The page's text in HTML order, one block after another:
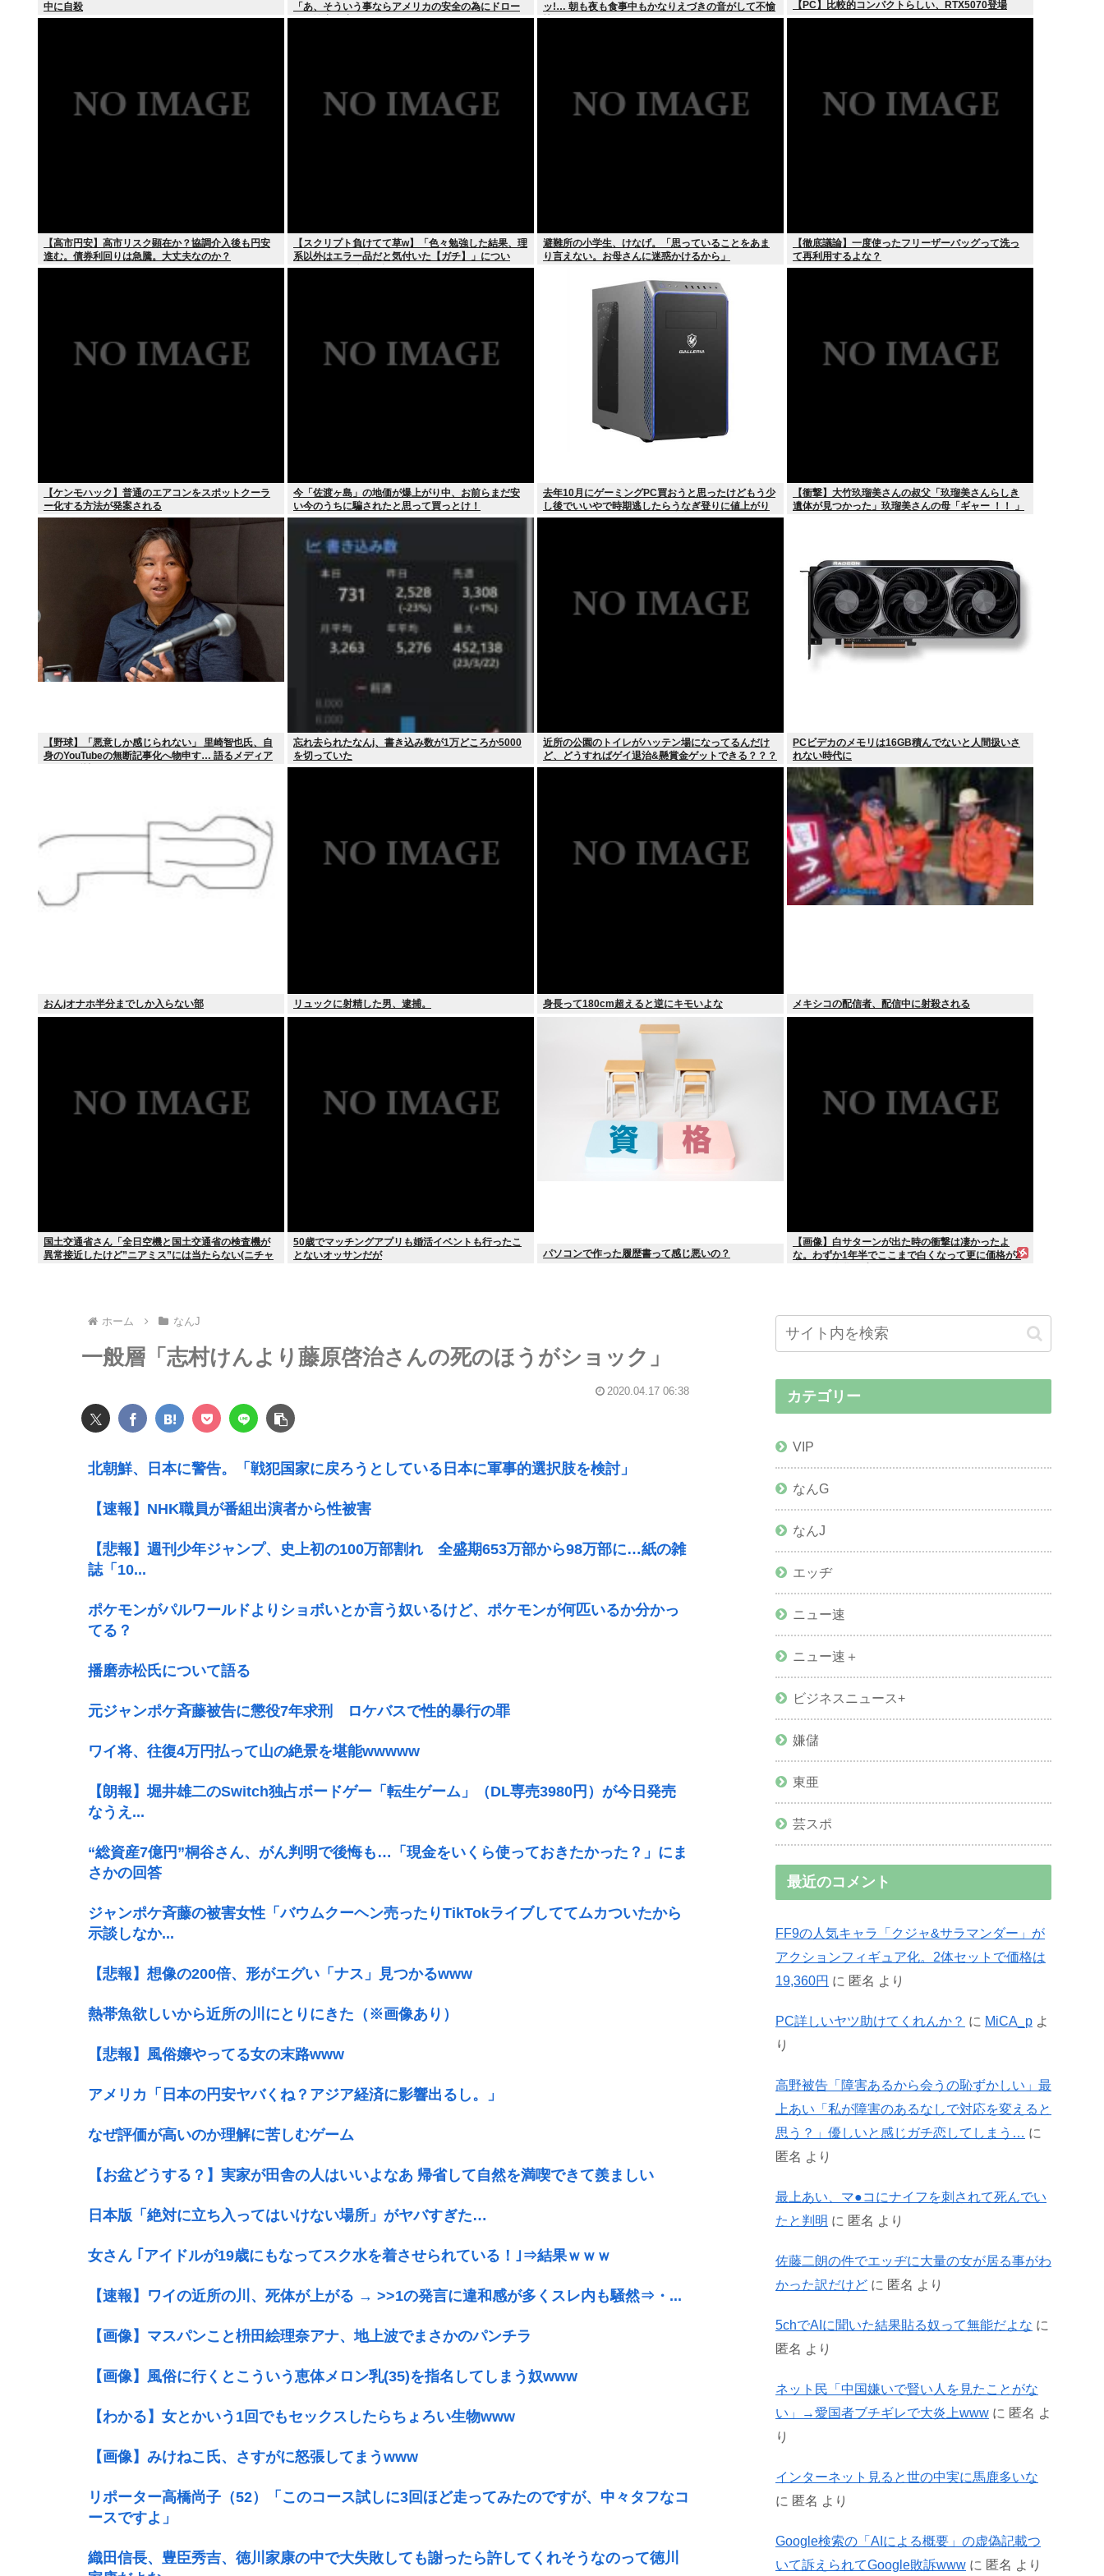
中に自殺
「あ、そういう事ならアメリカの安全の為にドロー
ンの輸出も止めるね？」
ッ!… 朝も夜も食事中もかなりえづきの音がして不愉
快な1日が始まります…」
【PC】比較的コンパクトらしい、RTX5070登場
【高市円安】高市リスク顕在か？協調介入後も円安
進む。債券利回りは急騰。大丈夫なのか？
【スクリプト負けてて草w】「色々勉強した結果、理
系以外はエラー品だと気付いた【ガチ】」につい
て、もっと具体的に話そうか
避難所の小学生、けなげ。「思っていることをあま
り言えない。お母さんに迷惑かけるから」
【徹底議論】一度使ったフリーザーバッグって洗っ
て再利用するよな？
【ケンモハック】普通のエアコンをスポットクーラ
ー化する方法が発案される
今「佐渡ヶ島」の地価が爆上がり中、お前らまだ安
い今のうちに騙されたと思って買っとけ！
去年10月にゲーミングPC買おうと思ったけどもう少
し後でいいやで時期逃したらうなぎ登りに値上がり
していった
【衝撃】大竹玖瑠美さんの叔父「玖瑠美さんらしき
遺体が見つかった」玖瑠美さんの母「ギャー ！！ 」
【野球】「悪意しか感じられない」 里崎智也氏、自
身のYouTubeの無断記事化へ物申す… 語るメディア
忘れ去られたなんj、書き込み数が1万どころか5000
を切っていた
近所の公園のトイレがハッテン場になってるんだけ
ど、どうすればゲイ退治&懸賞金ゲットできる？？？
PCビデカのメモリは16GB積んでないと人間扱いさ
れない時代に
おんjオナホ半分までしか入らない部 リュックに射精した男、逮捕。 身長って180cm超えると逆にキモいよな メキシコの配信者、配信中に射殺される
国土交通省さん「全日空機と国土交通省の検査機が
異常接近したけど”ニアミス”には当たらない(ニチャ
50歳でマッチングアプリも婚活イベントも行ったこ
とないオッサンだが
パソコンで作った履歴書って感じ悪いの？
【画像】白サターンが出た時の衝撃は凄かったよ
な。わずか1年半でここまで白くなって更に価格が2
ホーム なんJ
一般層「志村けんより藤原啓治さんの死のほうがショック」
2020.04.17 06:38
北朝鮮、日本に警告。「戦犯国家に戻ろうとしている日本に軍事的選択肢を検討」
【速報】NHK職員が番組出演者から性被害
【悲報】週刊少年ジャンプ、史上初の100万部割れ 全盛期653万部から98万部に…紙の雑
誌「10...
ポケモンがパルワールドよりショボいとか言う奴いるけど、ポケモンが何匹いるか分かっ
てる？
播磨赤松氏について語る
元ジャンポケ斉藤被告に懲役7年求刑 ロケバスで性的暴行の罪
ワイ将、往復4万円払って山の絶景を堪能wwwww
【朗報】堀井雄二のSwitch独占ボードゲー「転生ゲーム」（DL専売3980円）が今日発売
なうえ...
“総資産7億円”桐谷さん、がん判明で後悔も…「現金をいくら使っておきたかった？」にま
さかの回答
ジャンポケ斉藤の被害女性「バウムクーヘン売ったりTikTokライブしててムカついたから
示談しなか...
【悲報】想像の200倍、形がエグい「ナス」見つかるwww
熱帯魚欲しいから近所の川にとりにきた（※画像あり）
【悲報】風俗嬢やってる女の末路www
アメリカ「日本の円安ヤバくね？アジア経済に影響出るし。」
なぜ評価が高いのか理解に苦しむゲーム
【お盆どうする？】実家が田舎の人はいいよなあ 帰省して自然を満喫できて羨ましい
日本版「絶対に立ち入ってはいけない場所」がヤバすぎた…
女さん ｢アイドルが19歳にもなってスク水を着させられている！｣⇒結果ｗｗｗ
【速報】ワイの近所の川、死体が上がる → >>1の発言に違和感が多くスレ内も騒然⇒・...
【画像】マスパンこと枡田絵理奈アナ、地上波でまさかのパンチラ
【画像】風俗に行くとこういう恵体メロン乳(35)を指名してしまう奴www
【わかる】女とかいう1回でもセックスしたらちょろい生物www
【画像】みけねこ氏、さすがに怒張してまうwww
リポーター高橋尚子（52）「このコース試しに3回ほど走ってみたのですが、中々タフなコ
ースですよ」
織田信長、豊臣秀吉、徳川家康の中で大失敗しても謝ったら許してくれそうなのって徳川
カテゴリー
VIP
なんG
なんJ
エッヂ
ニュー速
ニュー速＋
ビジネスニュース+
嫌儲
東亜
芸スポ
最近のコメント
FF9の人気キャラ「クジャ&サラマンダー」が
アクションフィギュア化。2体セットで価格は
19,360円 に 匿名 より
PC詳しいヤツ助けてくれんか？ に MiCA_p よ
り
高野被告「障害あるから会うの恥ずかしい」最
上あい「私が障害のあるなしで対応を変えると
思う？」優しいと感じガチ恋してしまう…
に
匿名 より
最上あい、マ●コにナイフを刺されて死んでい
たと判明 に 匿名 より
佐藤二朗の件でエッヂに大量の女が居る事がわ
かった訳だけど に 匿名 より
5chでAIに聞いた結果貼る奴って無能だよな に
匿名 より
ネット民「中国嫌いで賢い人を見たことがな
い」→愛国者ブチギレで大炎上www に 匿名 よ
り
インターネット見ると世の中実に馬鹿多いな
に 匿名 より
Google検索の「AIによる概要」の虚偽記載つ
いて訴えられてGoogle敗訴www に 匿名 より